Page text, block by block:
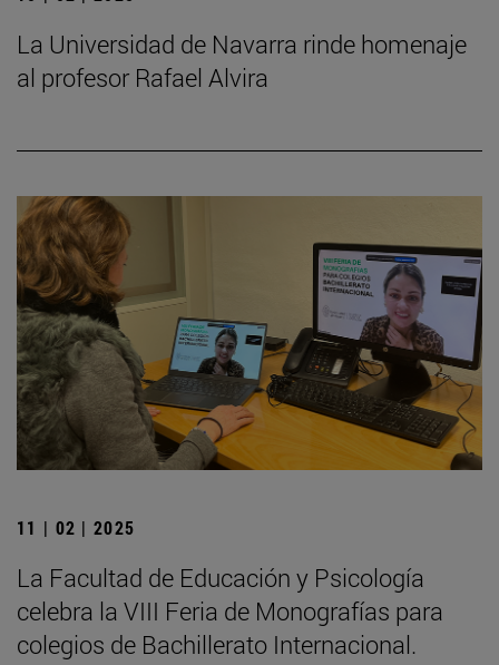
La Universidad de Navarra rinde homenaje
al profesor Rafael Alvira
11 | 02 | 2025
La Facultad de Educación y Psicología
celebra la VIII Feria de Monografías para
colegios de Bachillerato Internacional.